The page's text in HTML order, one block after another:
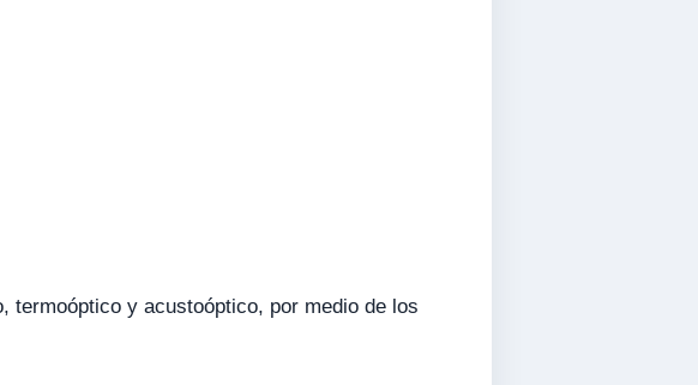
termoóptico y acustoóptico, por medio de los